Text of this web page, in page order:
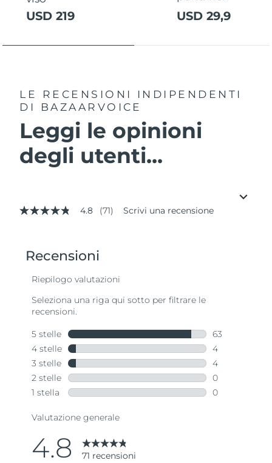
USD 219 USD 29,9
LE RECENSIONI INDIPENDENTI
DI BAZAARVOICE
Leggi le opinioni
degli utenti...
4.8
valore
valutazione
Read
Stesso
alla
pagina.
4.8 (71) Scrivi una recensione